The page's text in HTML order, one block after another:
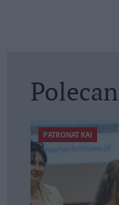
PATRONAT KAI